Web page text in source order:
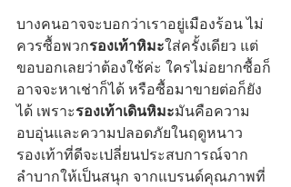
บางคนอาจจะบอกว่าเราอยู่เมืองร้อน ไม่
ควรซื้อพวกรองเท้าหิมะใส่ครั้งเดียว แต่
ขอบอกเลยว่าต้องใช้ค่ะ ใครไม่อยากซื้อก็
อาจจะหาเช่าก็ได้ หรือซื้อมาขายต่อก็ยัง
ได้ เพราะรองเท้าเดินหิมะมันคือความ
อบอุ่นและความปลอดภัยในฤดูหนาว
รองเท้าที่ดีจะเปลี่ยนประสบการณ์จาก
ลำบากให้เป็นสนุก จากแบรนด์คุณภาพที่